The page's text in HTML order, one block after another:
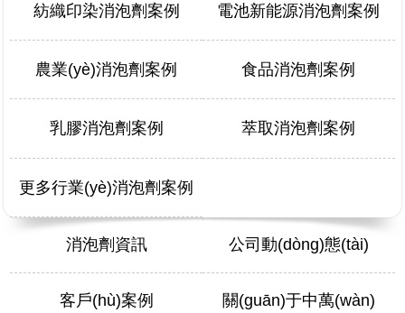
紡織印染消泡劑案例 電池新能源消泡劑案例
農業(yè)消泡劑案例 食品消泡劑案例
乳膠消泡劑案例 萃取消泡劑案例
更多行業(yè)消泡劑案例
消泡劑資訊 公司動(dòng)態(tài)
客戶(hù)案例 關(guān)于中萬(wàn)